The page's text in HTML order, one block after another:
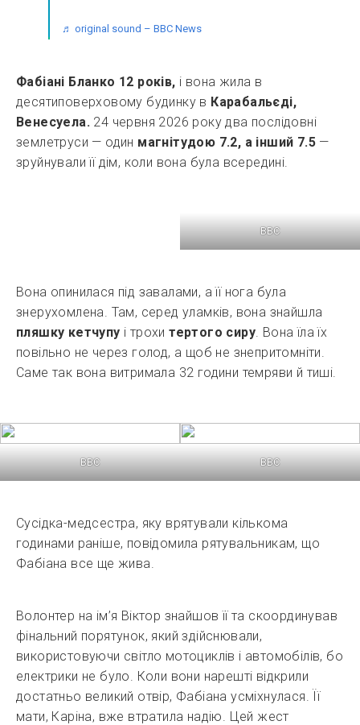
♬ original sound – BBC News
Фабіані Бланко 12 років, і вона жила в
десятиповерховому будинку в Карабальєді,
Венесуела. 24 червня 2026 року два послідовні
землетруси — один магнітудою 7.2, а інший 7.5 —
зруйнували її дім, коли вона була всередині.
BBC
Вона опинилася під завалами, а її нога була
знерухомлена. Там, серед уламків, вона знайшла
пляшку кетчупу і трохитертого сиру . Вона їла їх
повільно не через голод, а щоб не знепритомніти.
Саме так вона витримала 32 години темряви й тиші.
BBC BBC
Сусідка-медсестра, яку врятували кількома
годинами раніше, повідомила рятувальникам, що
Фабіана все ще жива.
Волонтер на ім’я Віктор знайшов її та скоординував
фінальний порятунок, який здійснювали,
використовуючи світло мотоциклів і автомобілів, бо
електрики не було. Коли вони нарешті відкрили
достатньо великий отвір, Фабіана усміхнулася. Її
мати, Каріна, вже втратила надію. Цей жест